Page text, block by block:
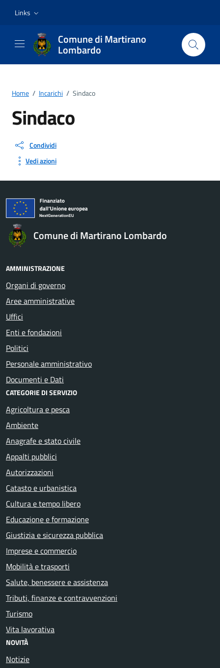
Links
Comune di Martirano
Lombardo
Home / Incarichi / Sindaco
Sindaco
Condividi
Vedi azioni
Comune di Martirano Lombardo
AMMINISTRAZIONE
Organi di governo
Aree amministrative
Uffici
Enti e fondazioni
Politici
Personale amministrativo
Documenti e Dati
CATEGORIE DI SERVIZIO
Agricoltura e pesca
Ambiente
Anagrafe e stato civile
Appalti pubblici
Autorizzazioni
Catasto e urbanistica
Cultura e tempo libero
Educazione e formazione
Giustizia e sicurezza pubblica
Imprese e commercio
Mobilità e trasporti
Salute, benessere e assistenza
Tributi, finanze e contravvenzioni
Turismo
Vita lavorativa
NOVITÀ
Notizie